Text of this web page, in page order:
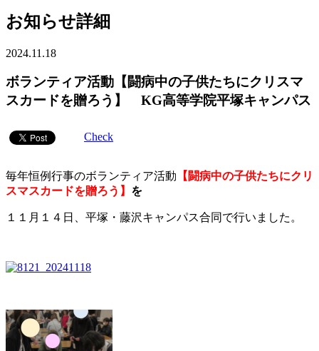
お知らせ詳細
2024.11.18
ボランティア活動【闘病中の子供たちにクリスマ
スカードを贈ろう】 KG高等学院平塚キャンパス
Check
毎年恒例行事のボランティア活動 【闘病中の子供たちにクリ
スマスカードを贈ろう】 を
１１月１４日、平塚・藤沢キャンパス合同で行いました。